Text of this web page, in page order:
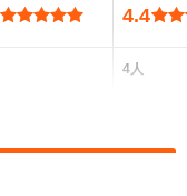
4.4
4人